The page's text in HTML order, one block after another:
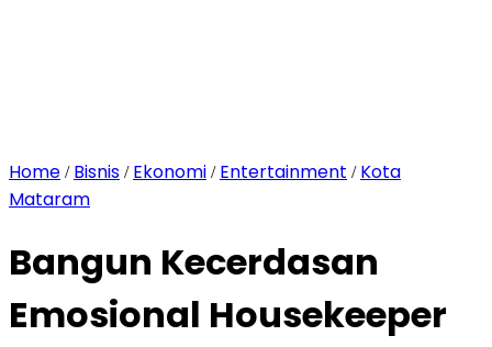
Home / Bisnis / Ekonomi / Entertainment / Kota
Mataram
Bangun Kecerdasan
Emosional Housekeeper